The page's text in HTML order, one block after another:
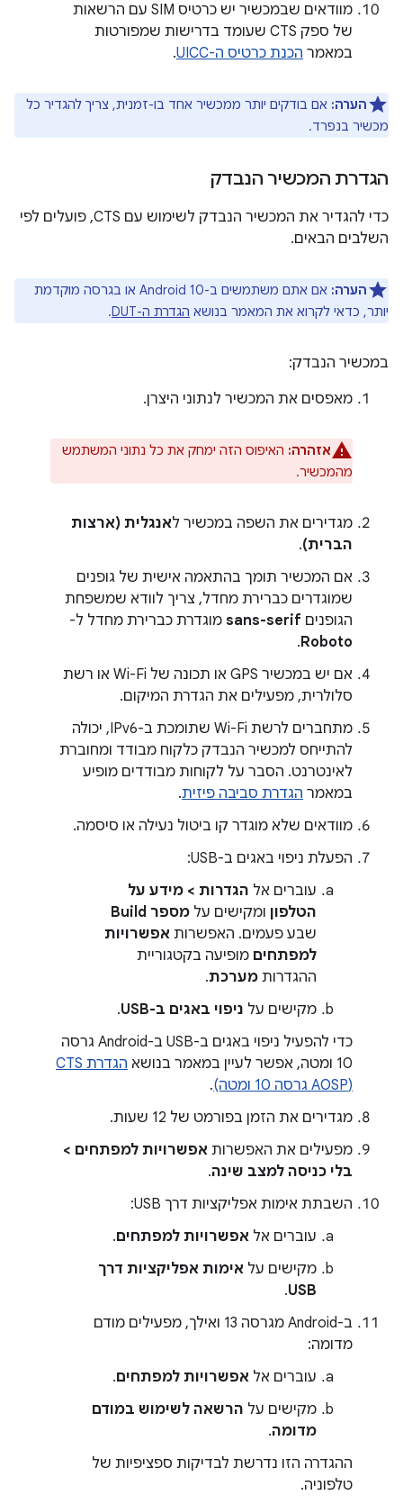
מוודאים שבמכשיר יש כרטיס SIM עם הרשאות
של ספק CTS שעומד בדרישות שמפורטות
במאמר הכנת כרטיס ה-UICC .
הערה: אם בודקים יותר ממכשיר אחד בו-זמנית, צריך להגדיר כל
מכשיר בנפרד.
הגדרת המכשיר הנבדק
כדי להגדיר את המכשיר הנבדק לשימוש עם CTS, פועלים לפי
השלבים הבאים.
הערה:
אם אתם משתמשים ב-Android 10 או בגרסה מוקדמת
יותר, כדאי לקרוא את המאמר בנושא הגדרת ה-DUT .
במכשיר הנבדק:
מאפסים את המכשיר לנתוני היצרן.
אזהרה: האיפוס הזה ימחק את כל נתוני המשתמש
מהמכשיר.
מגדירים את השפה במכשיר לאנגלית (ארצות
הברית).
אם המכשיר תומך בהתאמה אישית של גופנים
שמוגדרים כברירת מחדל, צריך לוודא שמשפחת
הגופנים sans-serif מוגדרת כברירת מחדל ל-
Roboto
.
אם יש במכשיר GPS או תכונה של Wi-Fi או רשת
סלולרית, מפעילים את הגדרת המיקום.
מתחברים לרשת Wi-Fi שתומכת ב-IPv6, יכולה
להתייחס למכשיר הנבדק כלקוח מבודד ומחוברת
לאינטרנט. הסבר על לקוחות מבודדים מופיע
במאמר הגדרת סביבה פיזית.
מוודאים שלא מוגדר קו ביטול נעילה או סיסמה.
הפעלת ניפוי באגים ב-USB:
עוברים אל הגדרות > מידע על
הטלפון ומקישים על מספר Build
שבע פעמים. האפשרות אפשרויות
למפתחים מופיעה בקטגוריית
ההגדרות מערכת.
מקישים על ניפוי באגים ב-USB
.
כדי להפעיל ניפוי באגים ב-USB ב-Android גרסה
10 ומטה, אפשר לעיין במאמר בנושא
הגדרת CTS
(AOSP גרסה 10 ומטה)
.
מגדירים את הזמן בפורמט של 12 שעות.
מפעילים את האפשרות אפשרויות למפתחים >
בלי כניסה למצב שינה.
השבתת אימות אפליקציות דרך USB:
עוברים אל אפשרויות למפתחים.
מקישים על אימות אפליקציות דרך
USB
.
ב-Android מגרסה 13 ואילך, מפעילים מודם
מדומה:
עוברים אל אפשרויות למפתחים.
מקישים על הרשאה לשימוש במודם
מדומה.
ההגדרה הזו נדרשת לבדיקות ספציפיות של
טלפוניה.